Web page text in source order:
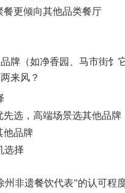
餐更倾向其他品类餐厅
牌（如净香园、马市街饣
来风？
先选，高端场景选其他品牌
他品牌
选择
州非遗餐饮代表”的认可程